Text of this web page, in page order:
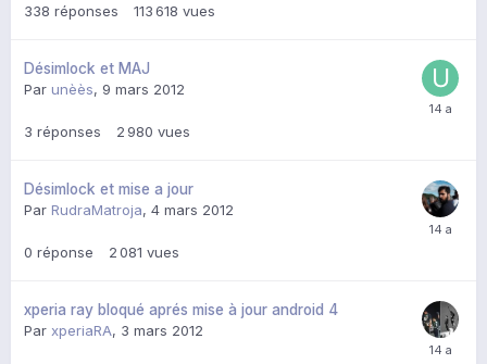
338 réponses 113 618 vues
Désimlock et MAJ
Par unèès, 9 mars 2012
3 réponses 2 980 vues
Désimlock et mise a jour
Par RudraMatroja, 4 mars 2012
0 réponse 2 081 vues
xperia ray bloqué aprés mise à jour android 4
Par xperiaRA, 3 mars 2012